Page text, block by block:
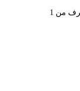
في الجدول أعلاه، ستجد مخططًا شاملًا لبيانات التحويل من USD إلى TROLL، يُظهر علاقة القيمة بين USD وTROLL عند مبالغ تحويل شائعة مختلفة. تغطي القائمة أسعار الصرف من 1